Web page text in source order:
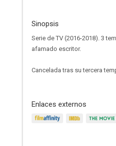
Sinopsis
Serie de TV (2016-2018). 3
afamado escritor.
Cancelada tras su tercera
Enlaces externos